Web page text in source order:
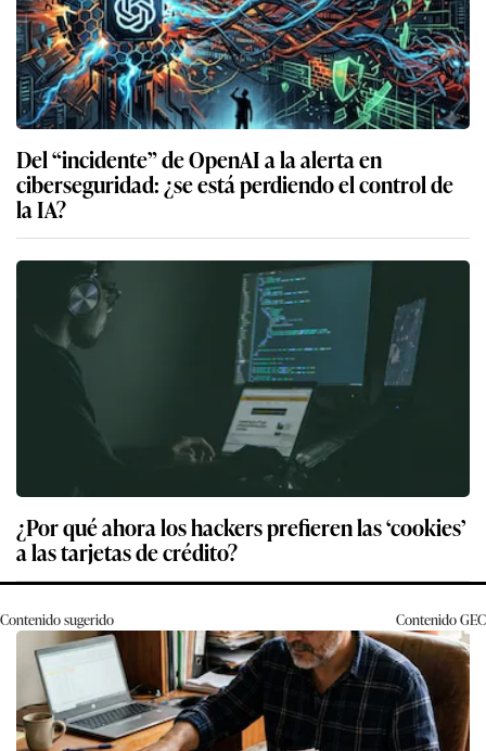
Del “incidente” de OpenAI a la alerta en
ciberseguridad: ¿se está perdiendo el control de
la IA?
¿Por qué ahora los hackers prefieren las ‘cookies’
a las tarjetas de crédito?
Contenido sugerido ContenidoGEC